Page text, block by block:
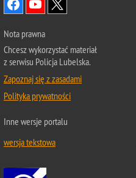
Nota prawna
Chcesz wykorzystać materiał
z serwisu Policja Lubelska.
Zapoznaj się z zasadami
Polityka prywatności
Inne wersje portalu
wersja tekstowa